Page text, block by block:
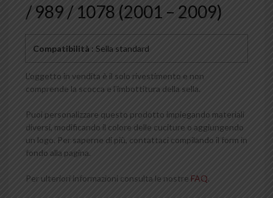
/ 989 / 1078 (2001 – 2009)
Compatibilità : Sella standard
L’oggetto in vendita è il solo rivestimento e non
comprende la scocca e l’imbottitura della sella.
Puoi personalizzare questo prodotto impiegando materiali
diversi, modificando il colore delle cuciture o aggiungendo
un logo. Per saperne di più, contattaci compilando il form in
fondo alla pagina.
Per ulteriori informazioni consulta le nostre FAQ.